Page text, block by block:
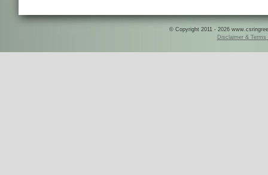
© Copyright 2011 - 2026
Disclaimer & Terms